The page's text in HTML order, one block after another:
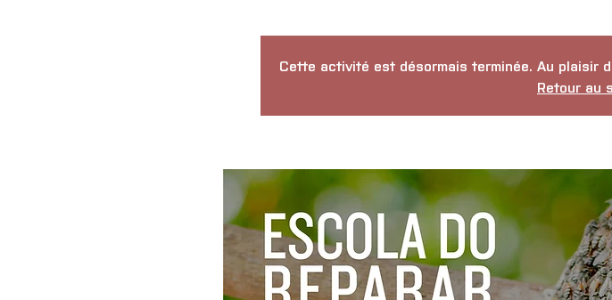
Cette activité est désormais terminée. Au plaisir
Retour au